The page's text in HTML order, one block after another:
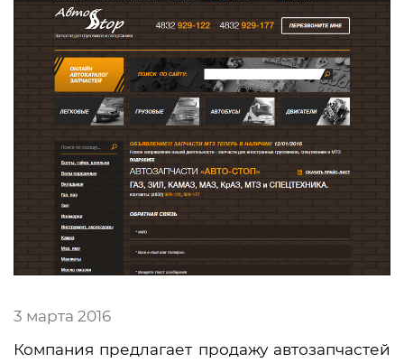
3 марта 2016
Компания предлагает продажу автозапчастей